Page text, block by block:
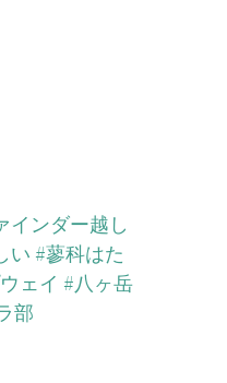
インダー越し
い#蓼科はた
ェイ #八ヶ岳
部